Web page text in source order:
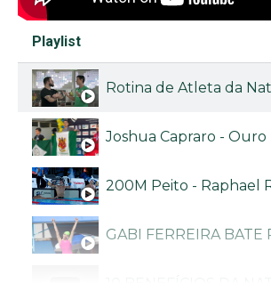
Playlist
Rotina de Atleta da
Joshua Capraro -
200M Peito - Raphael
GABI FERREIRA BATE